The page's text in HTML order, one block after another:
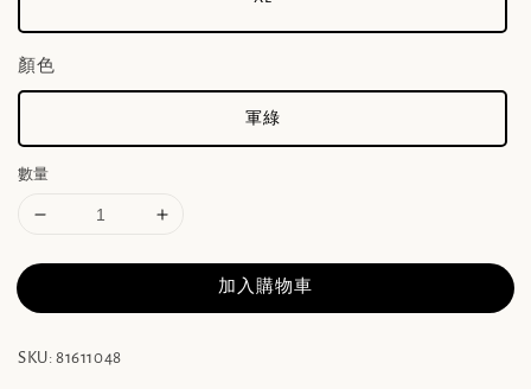
顏色
軍綠
數量
加入購物車
SKU: 81611048